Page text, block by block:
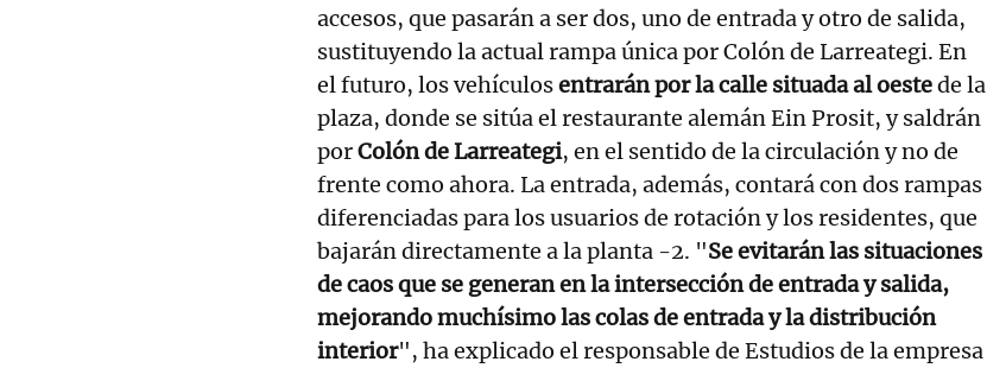
accesos, que pasarán a ser dos, uno de entrada y otro de salida,
sustituyendo la actual rampa única por Colón de Larreategi. En
el futuro, los vehículosentrarán por la calle situada al oestede la
plaza, donde se sitúa el restaurante alemán Ein Prosit, y saldrán
porColón de Larreategi, en el sentido de la circulación y no de
frente como ahora. La entrada, además, contará con dos rampas
diferenciadas para los usuarios de rotación y los residentes, que
bajarán directamente a la planta -2. "Se evitarán las situaciones
de caos que se generan en la intersección de entrada y salida,
mejorando muchísimo las colas de entrada y la distribución
interior", ha explicado el responsable de Estudios de la empresa